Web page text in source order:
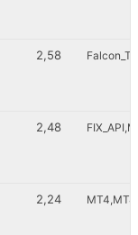
2,58
2,48 FIX_API
2,24 MT4